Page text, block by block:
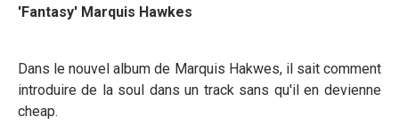
'Fantasy' Marquis Hawkes
Dans le nouvel album de Marquis Hakwes, il sait comment
introduire de la soul dans un track sans qu'il en devienne
cheap.